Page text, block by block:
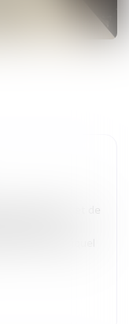
le Bâtonnier et de
de «
au cours duquel